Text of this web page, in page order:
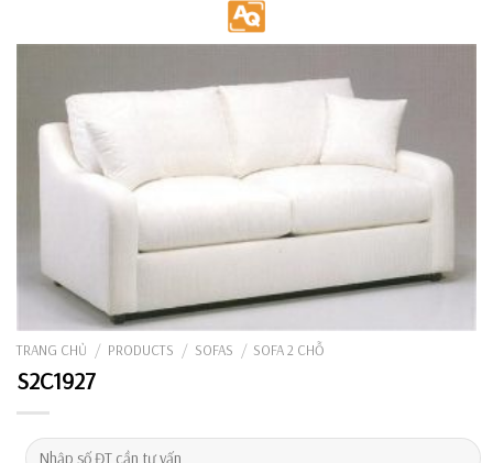
TRANG CHỦ / PRODUCTS / SOFAS / SOFA 2 CHỖ
S2C1927